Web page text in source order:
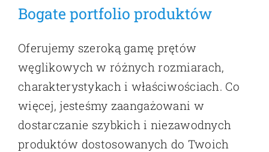
Bogate portfolio produktów
Oferujemy szeroką gamę prętów
węglikowych w różnych rozmiarach,
charakterystykach i właściwościach. Co
więcej, jesteśmy zaangażowani w
dostarczanie szybkich i niezawodnych
produktów dostosowanych do Twoich